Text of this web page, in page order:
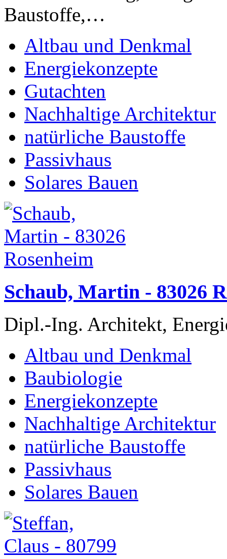
Baustoffe,…
Altbau und Denkmal
Energiekonzepte
Gutachten
Nachhaltige Architektur
natürliche Baustoffe
Passivhaus
Solares Bauen
Schaub, Martin - 83026
Dipl.-Ing. Architekt,
Altbau und Denkmal
Baubiologie
Energiekonzepte
Nachhaltige Architektur
natürliche Baustoffe
Passivhaus
Solares Bauen